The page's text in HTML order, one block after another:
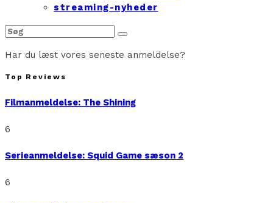
streaming-nyheder
Har du læst vores seneste anmeldelse?
Top Reviews
Filmanmeldelse: The Shining
6
Serieanmeldelse: Squid Game sæson 2
6